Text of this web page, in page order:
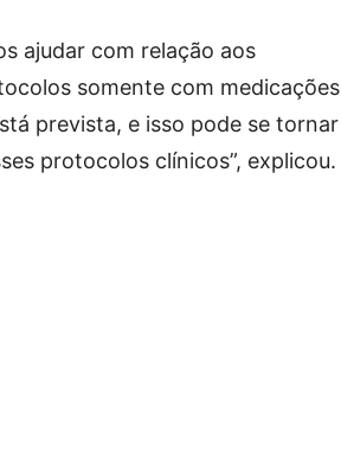
ajudar com relação aos
somente com medicações
prevista, e isso pode se tornar
protocolos clínicos”, explicou.